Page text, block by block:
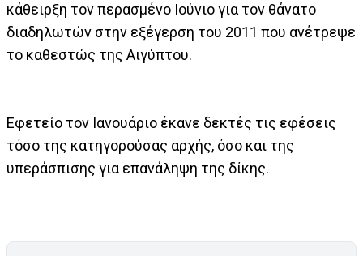
κάθειρξη τον περασμένο Ιούνιο για τον θάνατο
διαδηλωτών στην εξέγερση του 2011 που ανέτρεψε
το καθεστώς της Αιγύπτου.
Εφετείο τον Ιανουάριο έκανε δεκτές τις εφέσεις
τόσο της κατηγορούσας αρχής, όσο και της
υπεράσπισης για επανάληψη της δίκης.